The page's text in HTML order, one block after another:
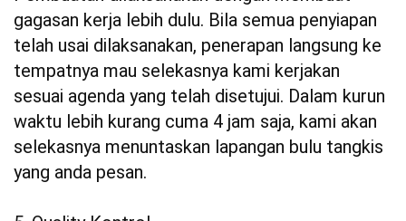
gagasan kerja lebih dulu. Bila semua penyiapan
telah usai dilaksanakan, penerapan langsung ke
tempatnya mau selekasnya kami kerjakan
sesuai agenda yang telah disetujui. Dalam kurun
waktu lebih kurang cuma 4 jam saja, kami akan
selekasnya menuntaskan lapangan bulu tangkis
yang anda pesan.